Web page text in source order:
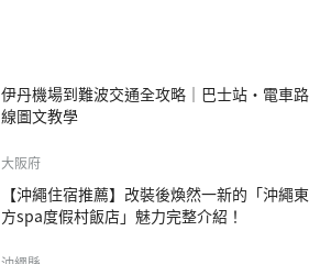
伊丹機場到難波交通全攻略｜巴士站・電車路
線圖文教學
大阪府
【沖繩住宿推薦】改裝後煥然一新的「沖繩東
方spa度假村飯店」魅力完整介紹！